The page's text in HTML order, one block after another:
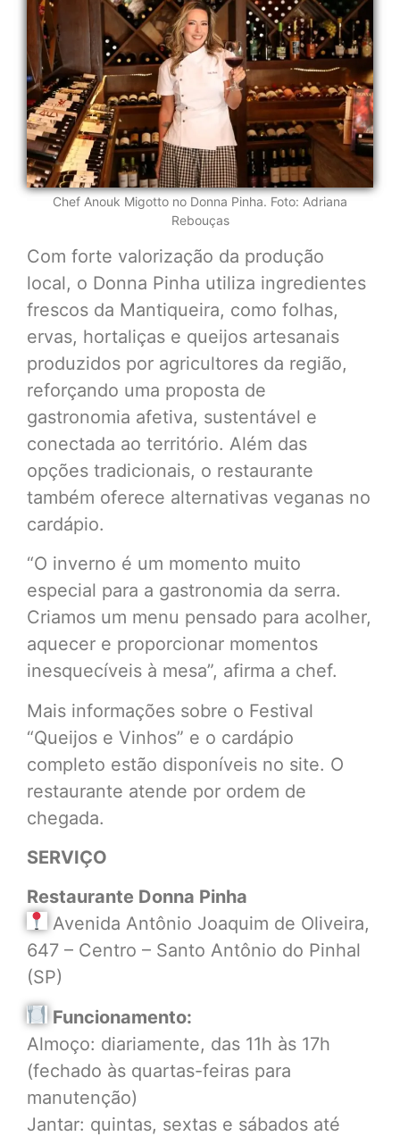
Chef Anouk Migotto no Donna Pinha. Foto: Adriana
Rebouças
Com forte valorização da produção
local, o Donna Pinha utiliza ingredientes
frescos da Mantiqueira, como folhas,
ervas, hortaliças e queijos artesanais
produzidos por agricultores da região,
reforçando uma proposta de
gastronomia afetiva, sustentável e
conectada ao território. Além das
opções tradicionais, o restaurante
também oferece alternativas veganas no
cardápio.
“O inverno é um momento muito
especial para a gastronomia da serra.
Criamos um menu pensado para acolher,
aquecer e proporcionar momentos
inesquecíveis à mesa”, afirma a chef.
Mais informações sobre o Festival
“Queijos e Vinhos” e o cardápio
completo estão disponíveis no site. O
restaurante atende por ordem de
chegada.
SERVIÇO
Restaurante Donna Pinha
Avenida Antônio Joaquim de Oliveira,
647 – Centro – Santo Antônio do Pinhal
(SP)
Funcionamento:
Almoço: diariamente, das 11h às 17h
(fechado às quartas-feiras para
manutenção)
Jantar: quintas, sextas e sábados até